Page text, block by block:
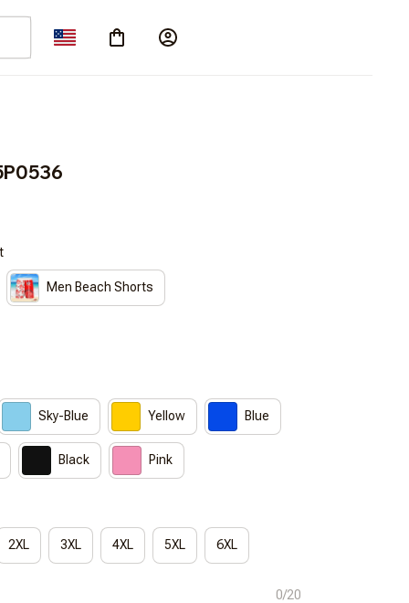
Men Beach Shorts
Sky-Blue Yellow Blue
Black Pink
2XL 3XL 4XL 5XL 6XL
0/20